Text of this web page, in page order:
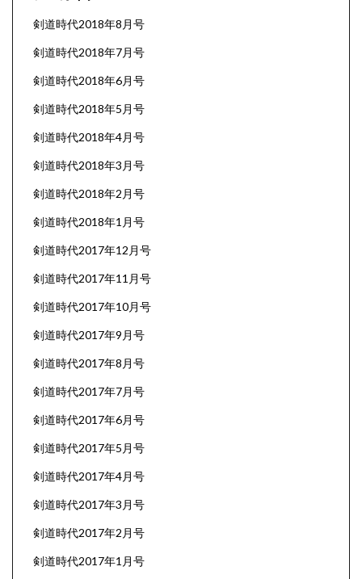
剣道時代2018年8月号
剣道時代2018年7月号
剣道時代2018年6月号
剣道時代2018年5月号
剣道時代2018年4月号
剣道時代2018年3月号
剣道時代2018年2月号
剣道時代2018年1月号
剣道時代2017年12月号
剣道時代2017年11月号
剣道時代2017年10月号
剣道時代2017年9月号
剣道時代2017年8月号
剣道時代2017年7月号
剣道時代2017年6月号
剣道時代2017年5月号
剣道時代2017年4月号
剣道時代2017年3月号
剣道時代2017年2月号
剣道時代2017年1月号